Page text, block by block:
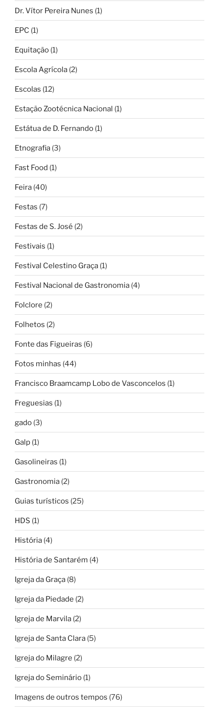
Dr. Vítor Pereira Nunes (1)
EPC (1)
Equitação (1)
Escola Agrícola (2)
Escolas (12)
Estação Zootécnica Nacional (1)
Estátua de D. Fernando (1)
Etnografia (3)
Fast Food (1)
Feira (40)
Festas (7)
Festas de S. José (2)
Festivais (1)
Festival Celestino Graça (1)
Festival Nacional de Gastronomia (4)
Folclore (2)
Folhetos (2)
Fonte das Figueiras (6)
Fotos minhas (44)
Francisco Braamcamp Lobo de Vasconcelos (1)
Freguesias (1)
gado (3)
Galp (1)
Gasolineiras (1)
Gastronomia (2)
Guias turísticos (25)
HDS (1)
História (4)
História de Santarém (4)
Igreja da Graça (8)
Igreja da Piedade (2)
Igreja de Marvila (2)
Igreja de Santa Clara (5)
Igreja do Milagre (2)
Igreja do Seminário (1)
Imagens de outros tempos (76)